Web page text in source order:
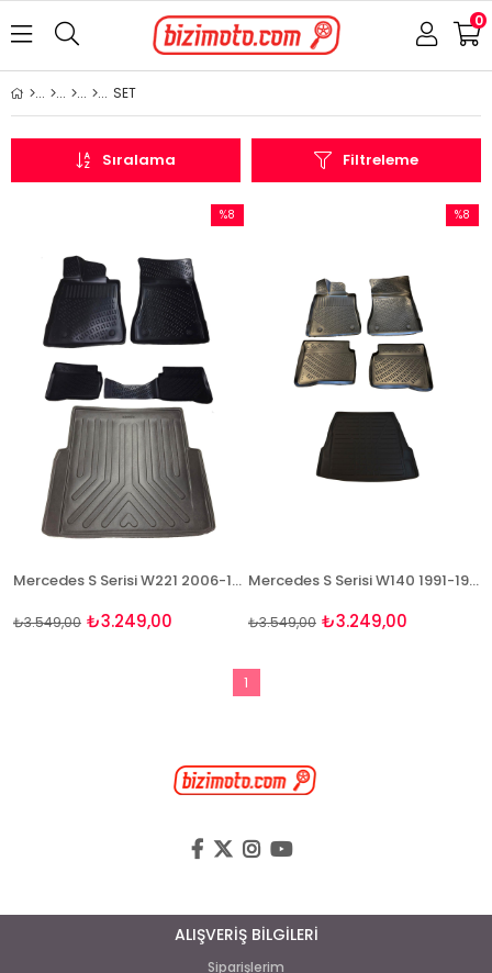
0
SET
Filtreleme
Sıralama
Mercedes S Serisi W221 2006-13 Havuzlu Paspas + Bagaj Havuzu Seti
₺3.249,00
₺3.549,00
%8
Mercedes S Serisi W140 1991-1998 3D Paspas ve Bagaj Havuzu Seti
₺3.249,00
₺3.549,00
%8
1
ALIŞVERİŞ BİLGİLERİ
Siparişlerim